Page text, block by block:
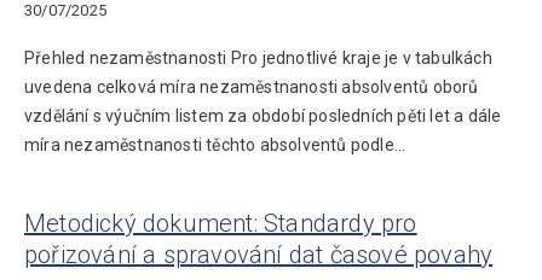
30/07/2025
Přehled nezaměstnanosti Pro jednotlivé kraje je v tabulkách
uvedena celková míra nezaměstnanosti absolventů oborů
vzdělání s výučním listem za období posledních pěti let a dále
míra nezaměstnanosti těchto absolventů podle…
Metodický dokument: Standardy pro
pořizování a spravování dat časové povahy